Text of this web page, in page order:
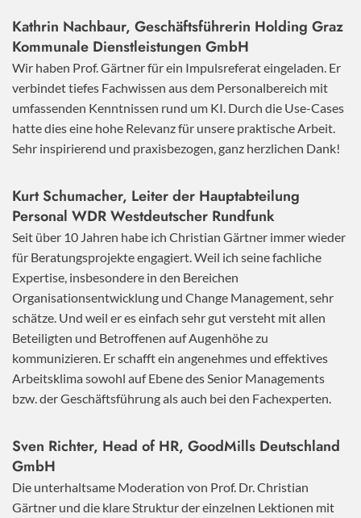
Kathrin Nachbaur, Geschäftsführerin Holding Graz
Kommunale Dienstleistungen GmbH
Wir haben Prof. Gärtner für ein Impulsreferat eingeladen. Er
verbindet tiefes Fachwissen aus dem Personalbereich mit
umfassenden Kenntnissen rund um KI. Durch die Use-Cases
hatte dies eine hohe Relevanz für unsere praktische Arbeit.
Sehr inspirierend und praxisbezogen, ganz herzlichen Dank!
Kurt Schumacher, Leiter der Hauptabteilung
Personal WDR Westdeutscher Rundfunk
Seit über 10 Jahren habe ich Christian Gärtner immer wieder
für Beratungsprojekte engagiert. Weil ich seine fachliche
Expertise, insbesondere in den Bereichen
Organisationsentwicklung und Change Management, sehr
schätze. Und weil er es einfach sehr gut versteht mit allen
Beteiligten und Betroffenen auf Augenhöhe zu
kommunizieren. Er schafft ein angenehmes und effektives
Arbeitsklima sowohl auf Ebene des Senior Managements
bzw. der Geschäftsführung als auch bei den Fachexperten.
Sven Richter, Head of HR, GoodMills Deutschland
GmbH
Die unterhaltsame Moderation von Prof. Dr. Christian
Gärtner und die klare Struktur der einzelnen Lektionen mit